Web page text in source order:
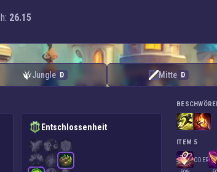
26.15
Jungle D Mitte D
Entschlossenheit
ITEM 5
ODER